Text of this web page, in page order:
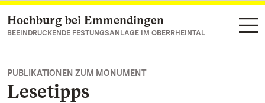
Zum Hauptinhalt springen
Hochburg bei Emmendingen
BEEINDRUCKENDE FESTUNGSANLAGE IM OBERRHEINTAL
PUBLIKATIONEN ZUM MONUMENT
Lesetipps